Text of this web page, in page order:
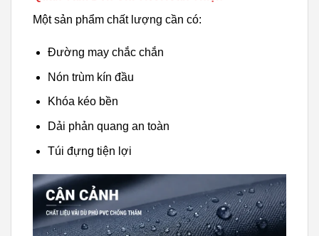
Một sản phẩm chất lượng cần có:
Đường may chắc chắn
Nón trùm kín đầu
Khóa kéo bền
Dải phản quang an toàn
Túi đựng tiện lợi